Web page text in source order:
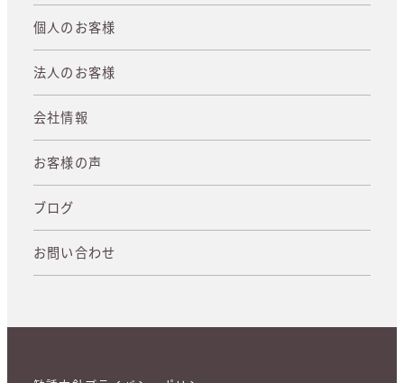
個人のお客様
法人のお客様
会社情報
お客様の声
ブログ
お問い合わせ